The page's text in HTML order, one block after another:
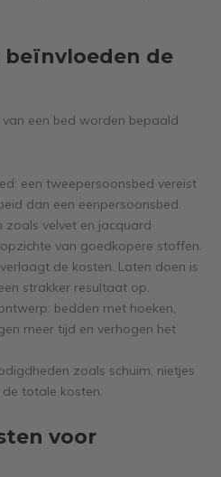
de
een bed worden bepaald
een tweepersoonsbed vereist
dan een eenpersoonsbed.
zoals velvet en jacquard
van goedkopere stoffen.
de kosten. Laten doen is
strakker resultaat op.
bedden met hoeken,
meer tijd en verhogen het
zoals schuim, nietjes
totale kosten.
voor